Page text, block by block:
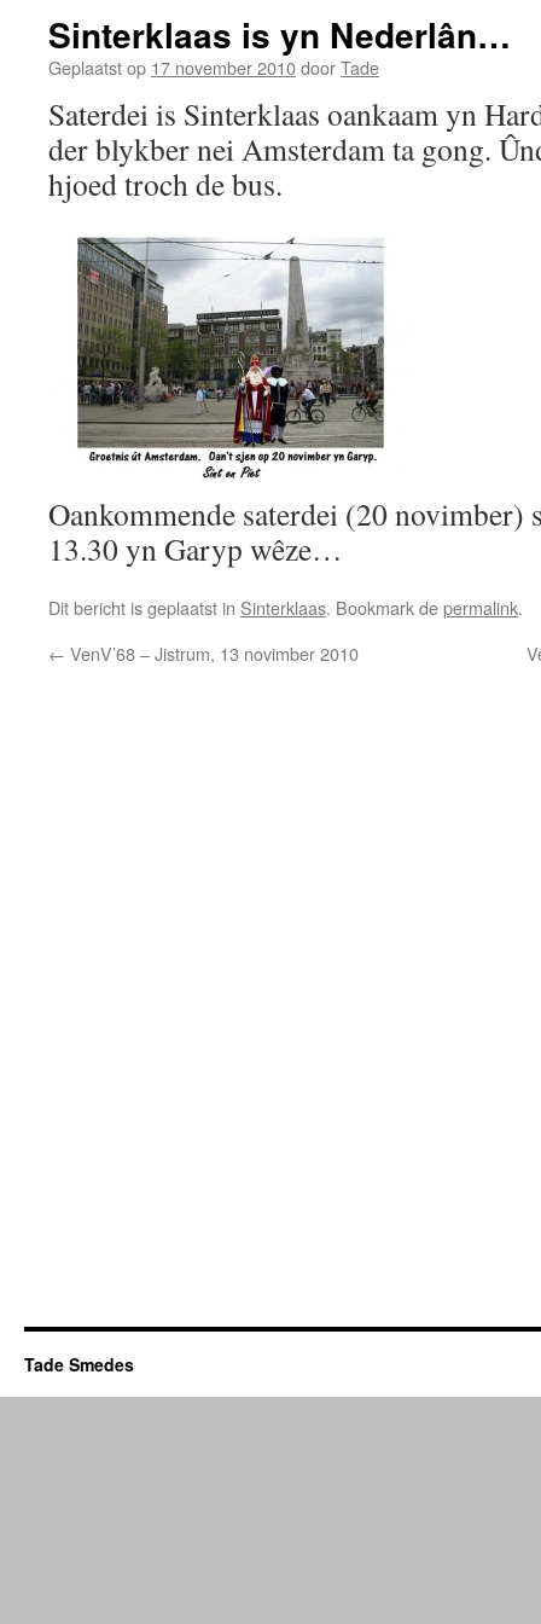
Sinterklaas is yn Nederlân…
Geplaatst op 17 november 2010doorTade
Saterdei is Sinterklaas oankaam yn
der blykber nei Amsterdam ta gong.
hjoed troch de bus.
Oankommende saterdei (20 novimber)
13.30 yn Garyp wêze…
Dit bericht is geplaatst in Sinterklaas. Bookmark depermalink.
← VenV’68 – Jistrum, 13 novimber 2010
Tade Smedes